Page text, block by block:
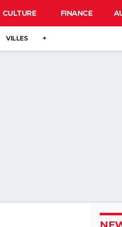
CULTURE FINANCE
VILLES +